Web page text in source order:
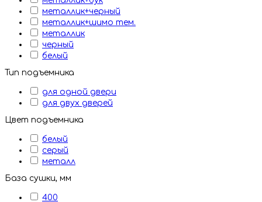
металлик+черный
металлик+шимо тем.
металлик
черный
белый
Тип подъемника
для одной двери
для двух дверей
Цвет подъемника
белый
серый
металл
База сушки, мм
400